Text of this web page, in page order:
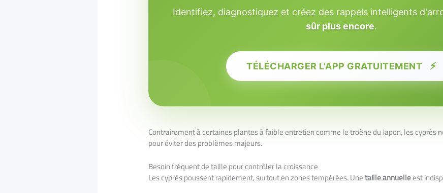
Identifiez, diagnostiquez et créez des rappels intelligents
sûr plus encore.
TÉLÉCHARGER L'APP GRATUITEMENT ⚡
Contrairement à certaines plantes à faible entretien comme le troène du Japon, les cyprès
pour éviter des problèmes majeurs.
Besoin fréquent de taille pour contrôler la croissance
Les cyprès poussent rapidement, surtout en zones tempérées. Unetaille annuelleest